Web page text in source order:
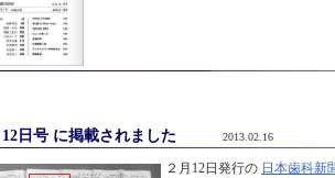
日号 に掲載されました 2013.02.16
２月12日発行の 日本歯科新